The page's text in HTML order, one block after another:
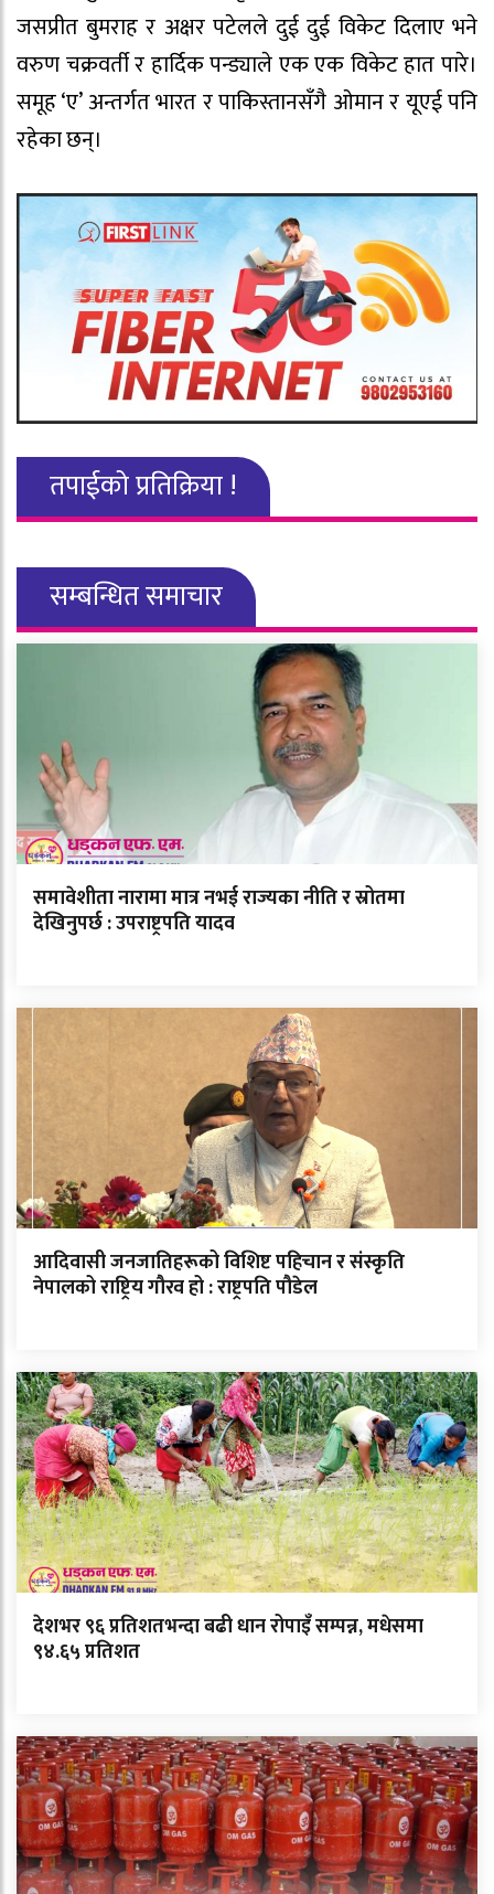
जसप्रीत बुमराह र अक्षर पटेलले दुई दुई विकेट दिलाए भने
वरुण चक्रवर्ती र हार्दिक पन्ड्याले एक एक विकेट हात पारे।
समूह ‘ए’ अन्तर्गत भारत र पाकिस्तानसँगै ओमान र यूएई पनि
रहेका छन्।
तपाईको प्रतिक्रिया !
सम्बन्धित समाचार
समावेशीता नारामा मात्र नभई राज्यका नीति र स्रोतमा
देखिनुपर्छ : उपराष्ट्रपति यादव
आदिवासी जनजातिहरूको विशिष्ट पहिचान र संस्कृति
नेपालको राष्ट्रिय गौरव हो : राष्ट्रपति पौडेल
देशभर ९६ प्रतिशतभन्दा बढी धान रोपाइँ सम्पन्न, मधेसमा
९४.६५ प्रतिशत